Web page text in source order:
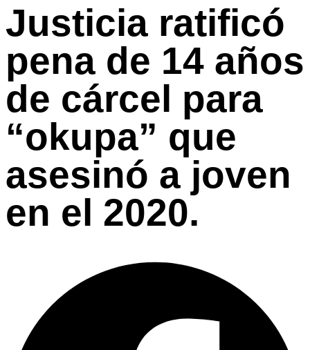
Justicia ratificó
pena de 14 años
de cárcel para
“okupa” que
asesinó a joven
en el 2020.